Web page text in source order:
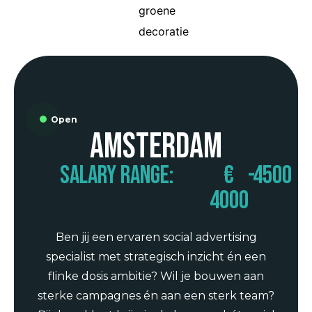
Open
Amsterdam
Salary range:
€
4000
-4500
Ben jij een ervaren social advertising
specialist met strategisch inzicht én een
flinke dosis ambitie? Wil je bouwen aan
sterke campagnes én aan een sterk team?